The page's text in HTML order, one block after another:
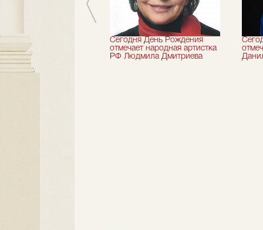
искусств
Николай Максимов
Сегодня День Рождения
отмечает народная артистка
РФ Людмила Дмитриева